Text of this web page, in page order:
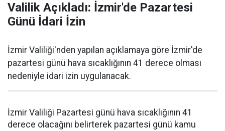
Valilik Açıkladı: İzmir'de Pazartesi
Günü İdari İzin
İzmir Valiliği'nden yapılan açıklamaya göre İzmir'de
pazartesi günü hava sıcaklığının 41 derece olması
nedeniyle idari izin uygulanacak.
İzmir Valiliği Pazartesi günü hava sıcaklığının 41
derece olacağını belirterek pazartesi günü kamu